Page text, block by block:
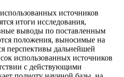
источников
итоги исследования,
выводы по поставленным
положения, выносимые на
перспективы дальнейшей
использованных источников
с действующими